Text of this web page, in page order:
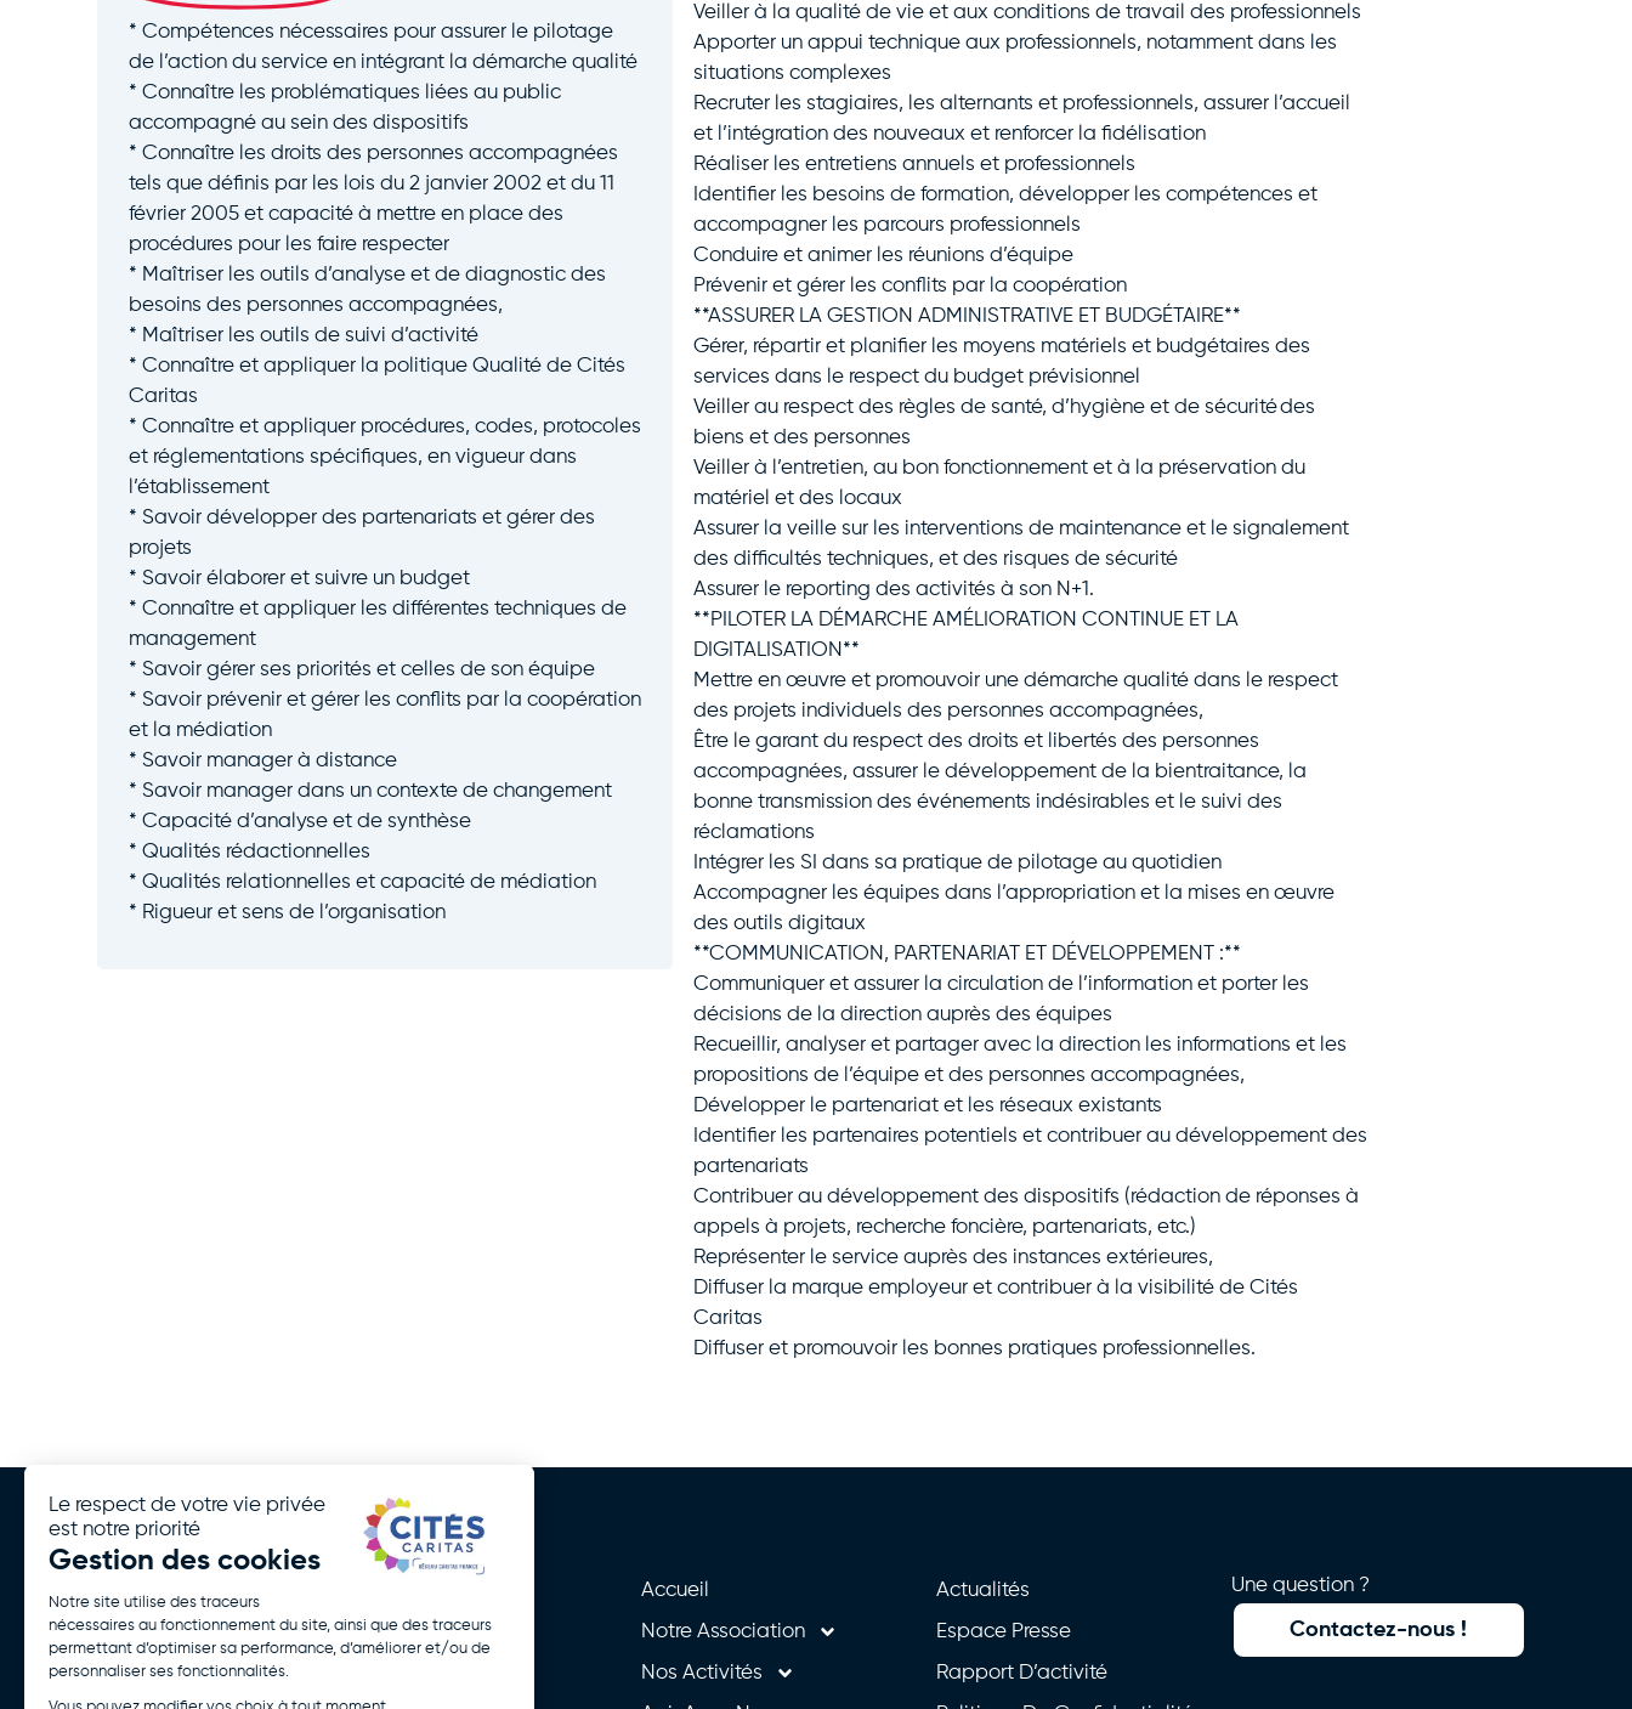
* Compétences nécessaires pour assurer le pilotage
de l’action du service en intégrant la démarche qualité
* Connaître les problématiques liées au public
accompagné au sein des dispositifs
* Connaître les droits des personnes accompagnées
tels que définis par les lois du 2 janvier 2002 et du 11
février 2005 et capacité à mettre en place des
procédures pour les faire respecter
* Maîtriser les outils d’analyse et de diagnostic des
besoins des personnes accompagnées,
* Maîtriser les outils de suivi d’activité
* Connaître et appliquer la politique Qualité de Cités
Caritas
* Connaître et appliquer procédures, codes, protocoles
et réglementations spécifiques, en vigueur dans
l’établissement
* Savoir développer des partenariats et gérer des
projets
* Savoir élaborer et suivre un budget
* Connaître et appliquer les différentes techniques de
management
* Savoir gérer ses priorités et celles de son équipe
* Savoir prévenir et gérer les conflits par la coopération
et la médiation
* Savoir manager à distance
* Savoir manager dans un contexte de changement
* Capacité d’analyse et de synthèse
* Qualités rédactionnelles
* Qualités relationnelles et capacité de médiation
* Rigueur et sens de l’organisation
Veiller à la qualité de vie et aux conditions de travail des professionnels
Apporter un appui technique aux professionnels, notamment dans les
situations complexes
Recruter les stagiaires, les alternants et professionnels, assurer l’accueil
et l’intégration des nouveaux et renforcer la fidélisation
Réaliser les entretiens annuels et professionnels
Identifier les besoins de formation, développer les compétences et
accompagner les parcours professionnels
Conduire et animer les réunions d’équipe
Prévenir et gérer les conflits par la coopération
**ASSURER LA GESTION ADMINISTRATIVE ET BUDGÉTAIRE**
Gérer, répartir et planifier les moyens matériels et budgétaires des
services dans le respect du budget prévisionnel
Veiller au respect des règles de santé, d’hygiène et de sécurité des
biens et des personnes
Veiller à l’entretien, au bon fonctionnement et à la préservation du
matériel et des locaux
Assurer la veille sur les interventions de maintenance et le signalement
des difficultés techniques, et des risques de sécurité
Assurer le reporting des activités à son N+1.
**PILOTER LA DÉMARCHE AMÉLIORATION CONTINUE ET LA
DIGITALISATION**
Mettre en œuvre et promouvoir une démarche qualité dans le respect
des projets individuels des personnes accompagnées,
Être le garant du respect des droits et libertés des personnes
accompagnées, assurer le développement de la bientraitance, la
bonne transmission des événements indésirables et le suivi des
réclamations
Intégrer les SI dans sa pratique de pilotage au quotidien
Accompagner les équipes dans l’appropriation et la mises en œuvre
des outils digitaux
**COMMUNICATION, PARTENARIAT ET DÉVELOPPEMENT :**
Communiquer et assurer la circulation de l’information et porter les
décisions de la direction auprès des équipes
Recueillir, analyser et partager avec la direction les informations et les
propositions de l’équipe et des personnes accompagnées,
Développer le partenariat et les réseaux existants
Identifier les partenaires potentiels et contribuer au développement des
partenariats
Contribuer au développement des dispositifs (rédaction de réponses à
appels à projets, recherche foncière, partenariats, etc.)
Représenter le service auprès des instances extérieures,
Diffuser la marque employeur et contribuer à la visibilité de Cités
Caritas
Diffuser et promouvoir les bonnes pratiques professionnelles.
Accueil
Notre Association
Nos Activités
Actualités
Espace Presse
Rapport D’activité
Une question ?
Contactez-nous !